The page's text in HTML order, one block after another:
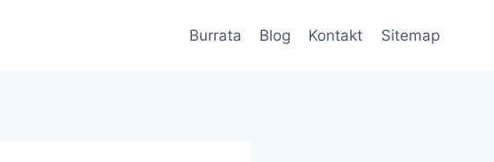
Burrata Blog Kontakt Sitemap